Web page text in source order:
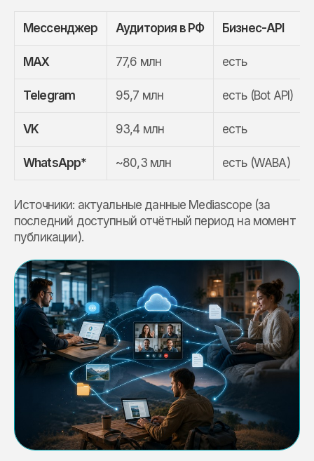
Мессенджер Аудитория в РФ Бизнес-API
MAX 77,6 млн есть
Telegram 95,7 млн есть (Bot API)
VK 93,4 млн есть
WhatsApp* ~80,3 млн есть (WABA)
Источники: актуальные данные Mediascope (за
последний доступный отчётный период на момент
публикации).